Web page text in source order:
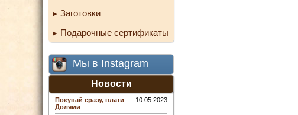
Заготовки
Подарочные сертификаты
Мы в Instagram
Новости
Покупай сразу, плати
Долями
10.05.2023